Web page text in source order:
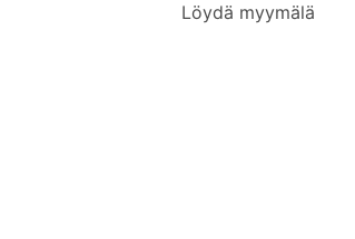
Löydä myymälä